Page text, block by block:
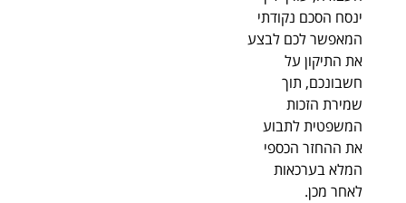
ינסח הסכם נקודתי
המאפשר לכם לבצע
את התיקון על
חשבונכם, תוך
שמירת הזכות
המשפטית לתבוע
את ההחזר הכספי
המלא בערכאות
לאחר מכן.